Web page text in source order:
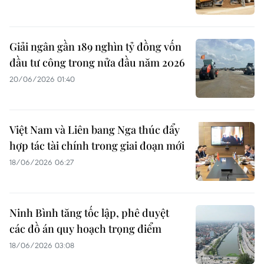
Giải ngân gần 189 nghìn tỷ đồng vốn
đầu tư công trong nửa đầu năm 2026
20/06/2026 01:40
Việt Nam và Liên bang Nga thúc đẩy
hợp tác tài chính trong giai đoạn mới
18/06/2026 06:27
Ninh Bình tăng tốc lập, phê duyệt
các đồ án quy hoạch trọng điểm
18/06/2026 03:08